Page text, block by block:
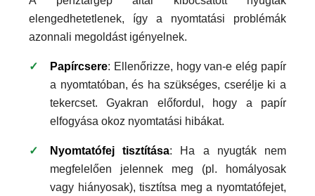
elengedhetetlenek, így a nyomtatási problémák
azonnali megoldást igényelnek.
Papírcsere: Ellenőrizze, hogy van-e elég papír
a nyomtatóban, és ha szükséges, cserélje ki a
tekercset. Gyakran előfordul, hogy a papír
elfogyása okoz nyomtatási hibákat.
Nyomtatófej tisztítása: Ha a nyugták nem
megfelelően jelennek meg (pl. homályosak
vagy hiányosak), tisztítsa meg a nyomtatófejet,